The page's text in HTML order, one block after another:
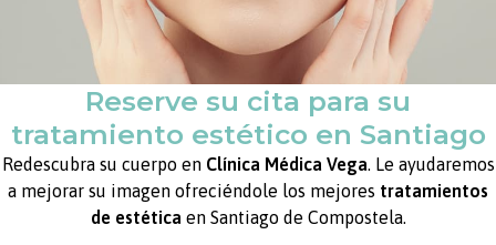
Reserve su cita para su
tratamiento estético en Santiago
Redescubra su cuerpo enClínica Médica Vega. Le ayudaremos
a mejorar su imagen ofreciéndole los mejores tratamientos
de estética
en Santiago de Compostela.